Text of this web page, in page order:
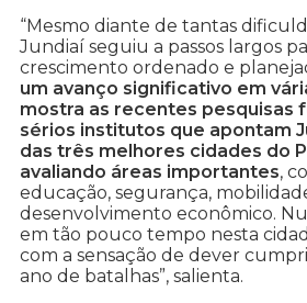
“Mesmo diante de tantas
Jundiaí seguiu a passos largos
crescimento ordenado e
um avanço significativo em
mostra as recentes pesquisas
sérios institutos que apontam
das três melhores cidades do
avaliando áreas importantes,
educação, segurança,
desenvolvimento econômico.
em tão pouco tempo nesta
com a sensação de dever
ano de batalhas”, salienta.